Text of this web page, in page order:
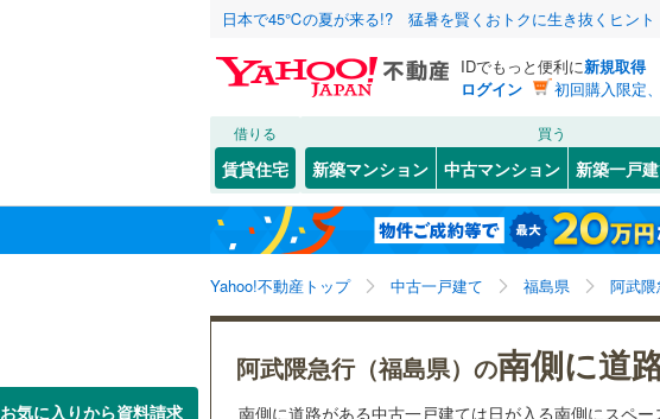
日本で45℃の夏が来る!? 猛暑を賢くおトクに生き抜くヒント
IDでもっと便利に新規取得
ログイン
初回購入限定
借りる
賃貸住宅
買う
新築マンション 中古マンション 新築一戸
Yahoo!不動産トップ 中古一戸建て 福島県 阿武
お気に入りから資料請求
阿武隈急行（福島県）の南側に道
南側に道路がある中古一戸建ては日が入る南側にスペ
北海道 北海道
東北 青森 岩手
関東 東京 神奈川
長野
東海 愛知 岐阜
福島市(18)
いわき市(11)
喜多方市(0)
(
本宮市 (2)
JR 東北本線(24)
磐越東線(15)
奥羽本線(5)
野岩鉄道会津鬼怒川線( 0)
(0) やながわ希望の森公園前
(0)
(0)
こだわり条件 リフォーム、リノベーション
リノベーション・リフ
（2）
設備
（ ）
駐車場2台以上 （9 ）
この検索条件
福